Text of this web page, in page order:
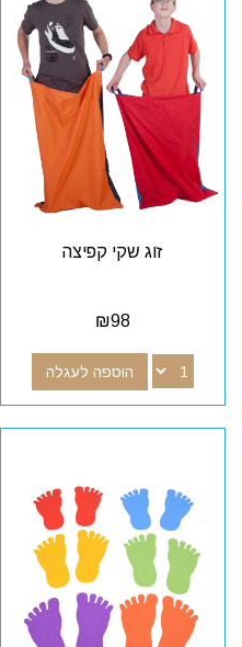
זוג שקי קפיצה
₪98
הוספה לעגלה